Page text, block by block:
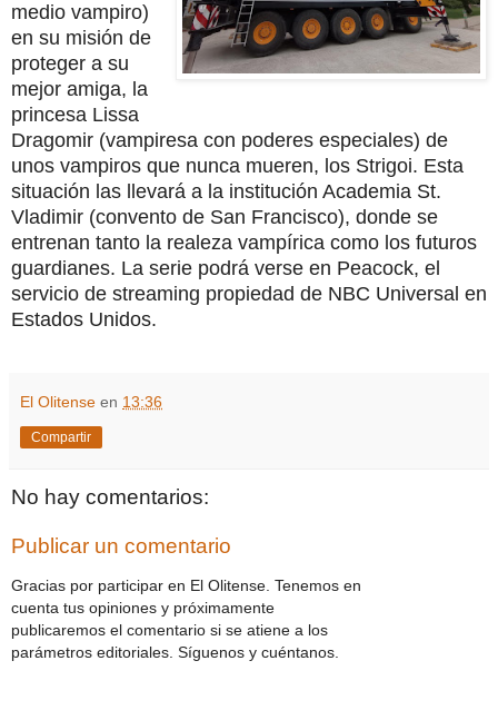
medio vampiro)
en su misión de
proteger a su
mejor amiga, la
princesa Lissa
Dragomir (vampiresa con poderes especiales) de
unos vampiros que nunca mueren, los Strigoi. Esta
situación las llevará a la institución Academia St.
Vladimir (convento de San Francisco), donde se
entrenan tanto la realeza vampírica como los futuros
guardianes. La serie podrá verse en Peacock, el
servicio de streaming propiedad de NBC Universal en
Estados Unidos.
El Olitense en 13:36
Compartir
No hay comentarios:
Publicar un comentario
Gracias por participar en El Olitense. Tenemos en
cuenta tus opiniones y próximamente
publicaremos el comentario si se atiene a los
parámetros editoriales. Síguenos y cuéntanos.